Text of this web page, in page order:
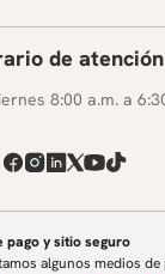
de atención
8:00 a.m. a
pago y sitio seguro
algunos medios de